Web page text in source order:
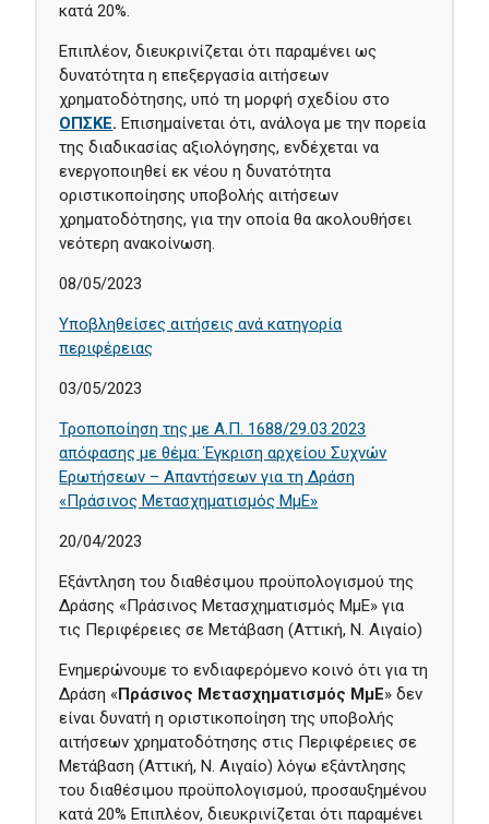
κατά 20%.
Επιπλέον, διευκρινίζεται ότι παραμένει ως
δυνατότητα η επεξεργασία αιτήσεων
χρηματοδότησης, υπό τη μορφή σχεδίου στο
ΟΠΣΚΕ.Επισημαίνεται ότι, ανάλογα με την πορεία
της διαδικασίας αξιολόγησης, ενδέχεται να
ενεργοποιηθεί εκ νέου η δυνατότητα
οριστικοποίησης υποβολής αιτήσεων
χρηματοδότησης, για την οποία θα ακολουθήσει
νεότερη ανακοίνωση.
08/05/2023
Υποβληθείσες αιτήσεις ανά κατηγορία
περιφέρειας
03/05/2023
Τροποποίηση της με Α.Π. 1688/29.03.2023
απόφασης με θέμα: Έγκριση αρχείου Συχνών
Ερωτήσεων – Απαντήσεων για τη Δράση
«Πράσινος Μετασχηματισμός ΜμΕ»
20/04/2023
Εξάντληση του διαθέσιμου προϋπολογισμού της
Δράσης «Πράσινος Μετασχηματισμός ΜμΕ» για
τις Περιφέρειες σε Μετάβαση (Αττική, Ν. Αιγαίο)
Ενημερώνουμε το ενδιαφερόμενο κοινό ότι για τη
Δράση «Πράσινος Μετασχηματισμός ΜμΕ» δεν
είναι δυνατή η οριστικοποίηση της υποβολής
αιτήσεων χρηματοδότησης στις Περιφέρειες σε
Μετάβαση (Αττική, Ν. Αιγαίο) λόγω εξάντλησης
του διαθέσιμου προϋπολογισμού, προσαυξημένου
κατά 20% Επιπλέον, διευκρινίζεται ότι παραμένει